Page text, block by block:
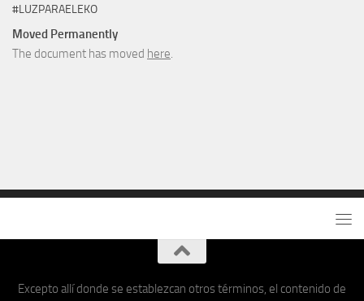
#LUZPARAELEKO
Moved Permanently
The document has moved here
Excepto allí donde se establezcan otros términos, el contenido de